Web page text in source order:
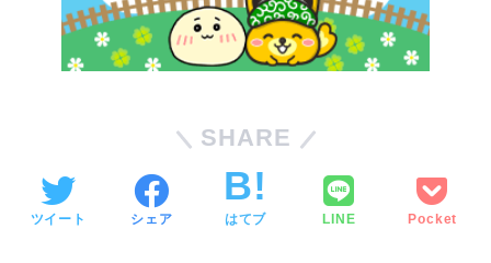
SHARE
ツイート シェア はてブ LINE Pocket